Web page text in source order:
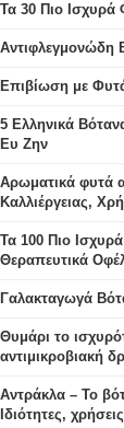
Τα 30 Πιο Ισχυρά
Αντιφλεγμονώδη
Επιβίωση με
5 Ελληνικά
Ευ Ζην
Αρωματικά φυτά
Καλλιέργειας,
Τα 100 Πιο
Θεραπευτικά
Γαλακταγωγά
Θυμάρι το
αντιμικροβιακή
Αντράκλα – Το
Ιδιότητες,